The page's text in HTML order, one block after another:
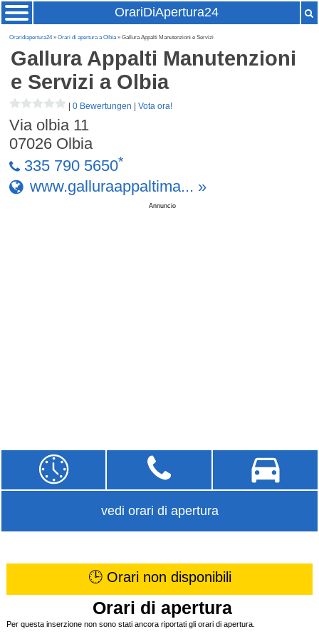
OrariDiApertura24
Oraridiapertura24»Orari di apertura a Olbia» Gallura Appalti Manutenzioni e Servizi
Gallura Appalti Manutenzioni
e Servizi a Olbia
|0 Bewertungen |Vota ora!
Via olbia 11
07026 Olbia
335 790 5650*
www.galluraappaltima... »
Annuncio
vedi orari di apertura
🕒 Orari non disponibili
Orari di apertura
Per questa inserzione non sono stati ancora riportati gli orari di apertura.